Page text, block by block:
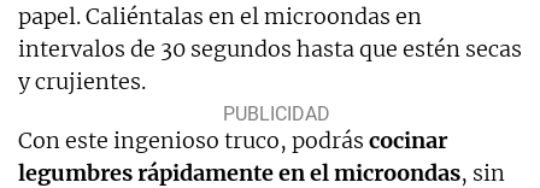
papel. Caliéntalas en el microondas en
intervalos de 30 segundos hasta que estén secas
y crujientes.
Con este ingenioso truco, podrás cocinar
legumbres rápidamente en el microondas, sin